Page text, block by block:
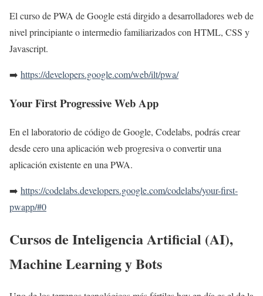
El curso de PWA de Google está dirgido a desarrolladores web de
nivel principiante o intermedio familiarizados con HTML, CSS y
Javascript.
➡️ https://developers.google.com/web/ilt/pwa/
Your First Progressive Web App
En el laboratorio de código de Google, Codelabs, podrás crear
desde cero una aplicación web progresiva o convertir una
aplicación existente en una PWA.
➡️ https://codelabs.developers.google.com/codelabs/your-first-
pwapp/#0
Cursos de Inteligencia Artificial (AI),
Machine Learning y Bots